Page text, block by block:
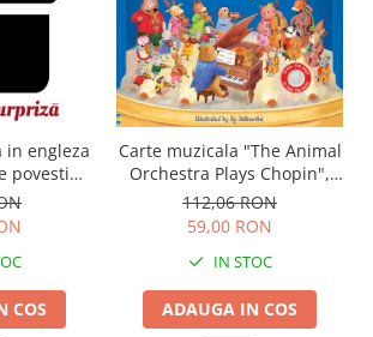
in engleza
povesti
COS
Carte muzicala "The Animal
Orchestra Plays Chopin",
cartonata, Usborne
112,06 RON
59,00 RON
IN STOC
ADAUGA IN COS